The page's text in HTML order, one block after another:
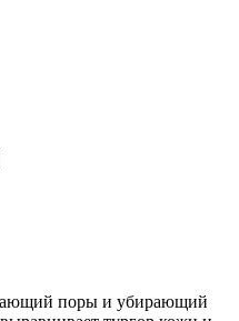
поры и убирающий